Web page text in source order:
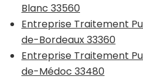
Blanc 33560
Entreprise Traitement
de-Bordeaux 33360
Entreprise Traitement
de-Médoc 33480